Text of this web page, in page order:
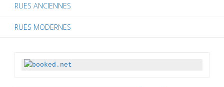
RUES ANCIENNES
RUES MODERNES